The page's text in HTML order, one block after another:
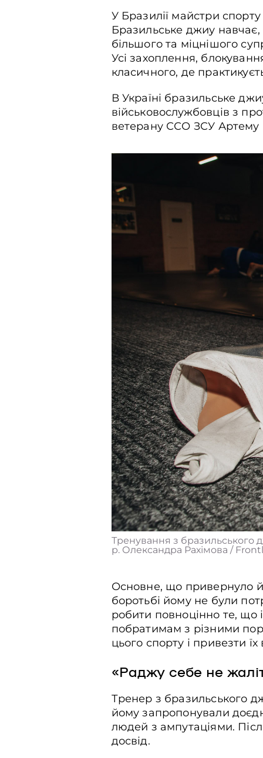
Тренування з
Frontliner
У Бразилії майстри
Бразильське джиу
більшого та міцнішого
Усі захоплення,
класичного, де
В Україні бразильське
військовослужбовців з
ветерану ССО ЗСУ Артему
Тренування з бразильського
р. Олександра Рахімова /
Основне, що привернуло
боротьбі йому не були
робити повноцінно те,
побратимам з різними
цього спорту і привезти
«Раджу себе не
Тренер з бразильського
йому запропонували
людей з ампутаціями.
досвід.